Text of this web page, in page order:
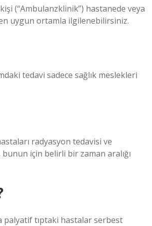
(“Ambulanzklinik”) hastanede veya
uygun ortamla ilgilenebilirsiniz.
tedavi sadece sağlık meslekleri
radyasyon tedavisi ve
için belirli bir zaman aralığı
palyatif tıptaki hastalar serbest